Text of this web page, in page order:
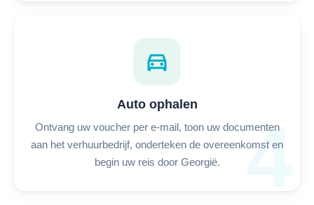
4
directions_car
Auto ophalen
Ontvang uw voucher per e-mail, toon uw documenten
aan het verhuurbedrijf, onderteken de overeenkomst en
begin uw reis door Georgië.